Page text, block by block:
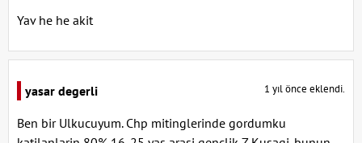
Yav he he akit
yasar degerli 1 yıl önce eklendi.
Ben bir Ulkucuyum. Chp mitinglerinde gordumku